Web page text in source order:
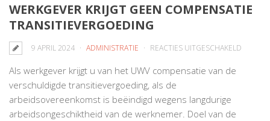
WERKGEVER KRIJGT GEEN COMPENSATIE
TRANSITIEVERGOEDING
9 APRIL 2024 ADMINISTRATIE REACTIES UITGESCHAKELD
Als werkgever krijgt u van het UWV compensatie van de
verschuldigde transitievergoeding, als de
arbeidsovereenkomst is beëindigd wegens langdurige
arbeidsongeschiktheid van de werknemer. Doel van de